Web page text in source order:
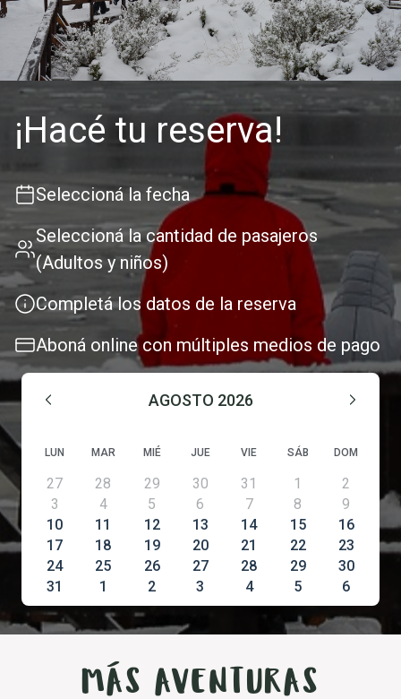
¡Hacé tu reserva!
Seleccioná la fecha
Seleccioná la cantidad de pasajeros
(Adultos y niños)
Completá los datos de la reserva
Aboná online con múltiples medios de pago
AGOSTO 2026
LUN MAR MIÉ JUE VIE SÁB DOM
27 28 29 30 31 1
2
3
4 5 6 7 8
9
10
11 12 13 14 15
16
17
18 19 20 21 22
23
24
25 26 27 28 29
30
31
1 2 3 4 5 6
MÁS AVENTURAS